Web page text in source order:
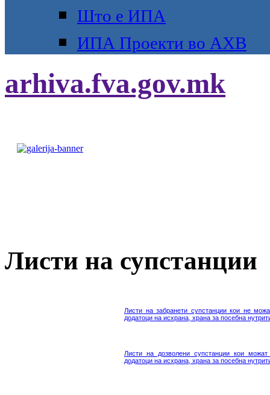
Што е ИПА
ИПА Проекти во АХВ
arhiva.fva.gov.mk
Листи на супстанции
Листи на забранети супстанции кои не
додатоци на исхрана, храна за посебна
Листи на дозволени супстанции кои
додатоци на исхрана, храна за посебна